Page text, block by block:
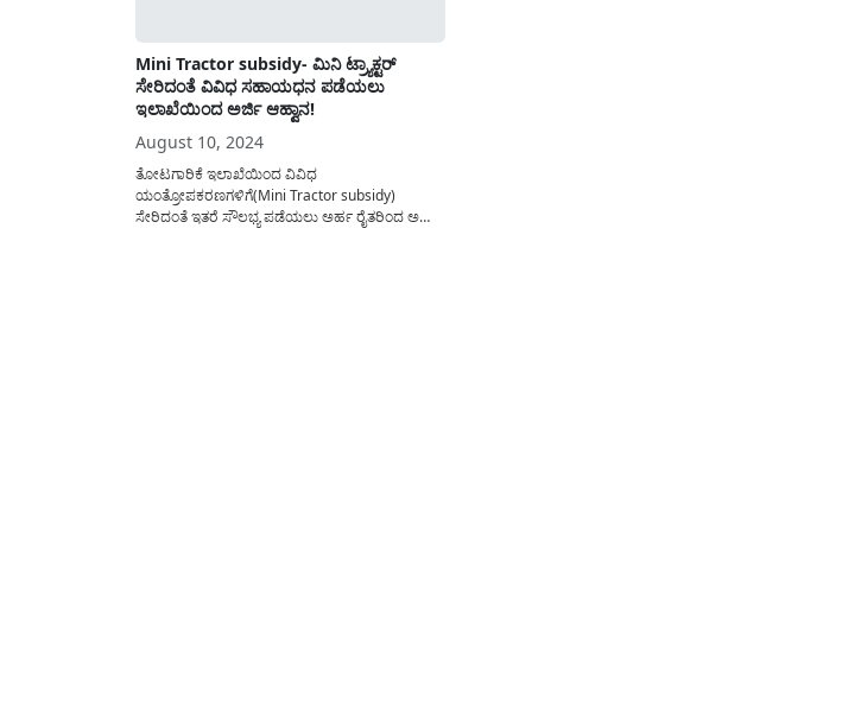
Mini Tractor subsidy- ಮಿನಿ ಟ್ರ್ಯಾಕ್ಟರ್
ಸೇರಿದಂತೆ ವಿವಿಧ ಸಹಾಯಧನ ಪಡೆಯಲು
ಇಲಾಖೆಯಿಂದ ಅರ್ಜಿ ಆಹ್ವಾನ!
August 10, 2024
ತೋಟಗಾರಿಕೆ ಇಲಾಖೆಯಿಂದ ವಿವಿಧ
ಯಂತ್ರೋಪಕರಣಗಳಿಗೆ(Mini Tractor subsidy)
ಸೇರಿದಂತೆ ಇತರೆ ಸೌಲಭ್ಯ ಪಡೆಯಲು ಅರ್ಹ ರೈತರಿಂದ ಅರ್ಜಿ